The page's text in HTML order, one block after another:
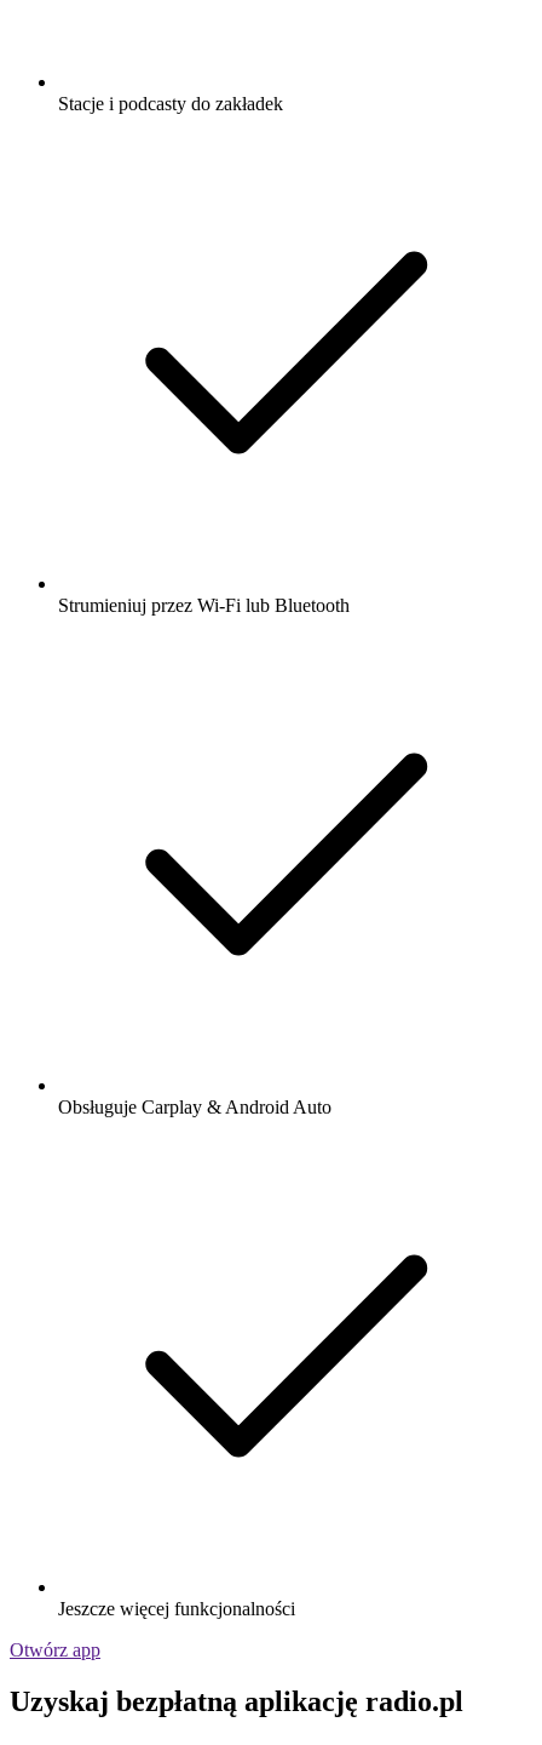
Stacje i podcasty do zakładek
Strumieniuj przez Wi-Fi lub Bluetooth
Obsługuje Carplay & Android Auto
Jeszcze więcej funkcjonalności
Otwórz app
Uzyskaj bezpłatną aplikację radio.pl